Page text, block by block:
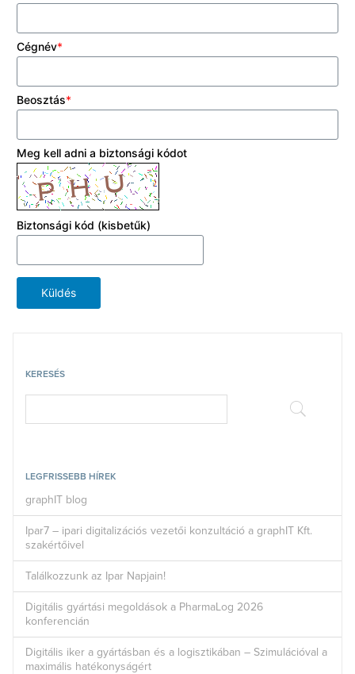
KERESÉS
LEGFRISSEBB HÍREK
graphIT blog
Ipar7 – ipari digitalizációs vezetői konzultáció a graphIT Kft.
szakértőivel
Találkozzunk az Ipar Napjain!
Digitális gyártási megoldások a PharmaLog 2026
konferencián
Digitális iker a gyártásban és a logisztikában – Szimulációval a
maximális hatékonyságért
Webinár:
Papírmentes
gyártás
2025.
november
18.,
Cégnév*
Beosztás*
Meg kell adni a biztonsági kódot
Biztonsági kód (kisbetűk)
Küldés